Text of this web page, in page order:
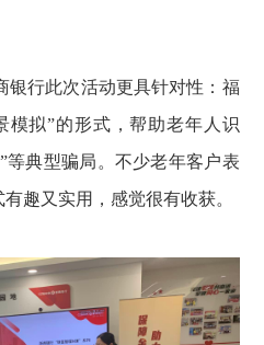
银行此次活动更具针对性：福
模拟”的形式，帮助老年人识
等典型骗局。不少老年客户表
趣又实用，感觉很有收获。